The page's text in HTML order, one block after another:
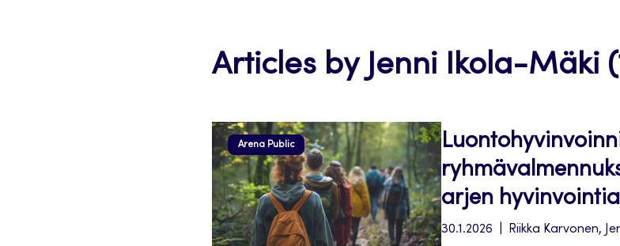
Articles by Jenni Ikola-Mäki
Arena Public
arjen hyvinvointia
30.1.2026 Riikka Karvonen,